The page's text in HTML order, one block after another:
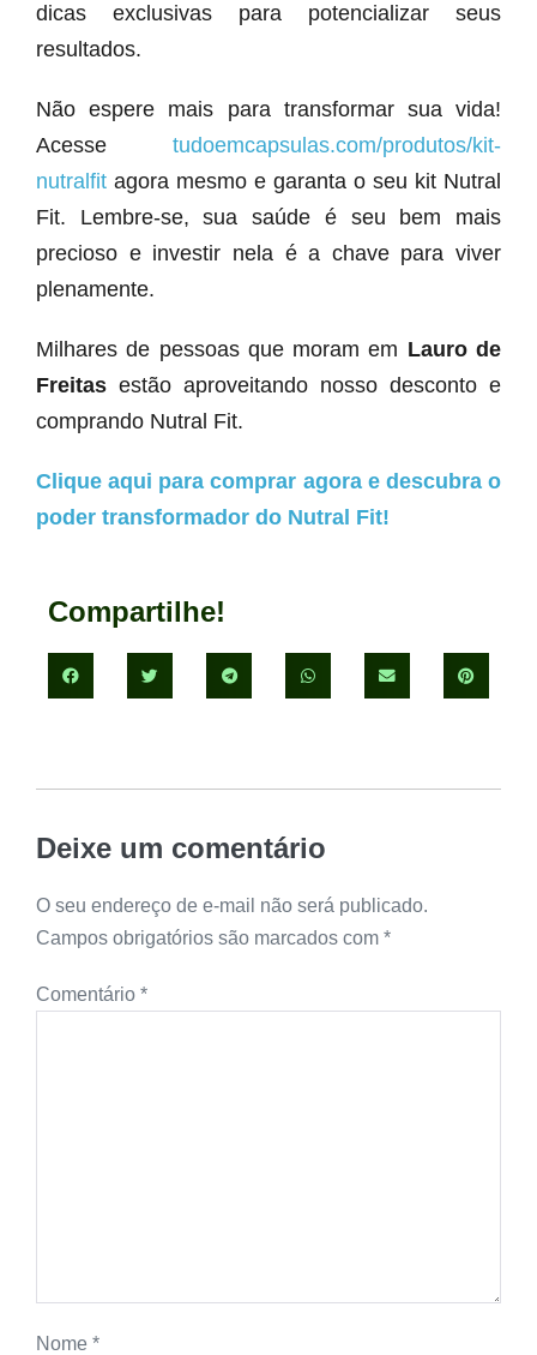
dicas exclusivas para potencializar seus
resultados.
Não espere mais para transformar sua vida!
Acesse tudoemcapsulas.com/produtos/kit-
nutralfit agora mesmo e garanta o seu kit Nutral
Fit. Lembre-se, sua saúde é seu bem mais
precioso e investir nela é a chave para viver
plenamente.
Milhares de pessoas que moram em Lauro de
Freitas estão aproveitando nosso desconto e
comprando Nutral Fit.
Clique aqui para comprar agora e descubra o
poder transformador do Nutral Fit!
Compartilhe!
Deixe um comentário
O seu endereço de e-mail não será publicado.
Campos obrigatórios são marcados com *
Comentário *
Nome *